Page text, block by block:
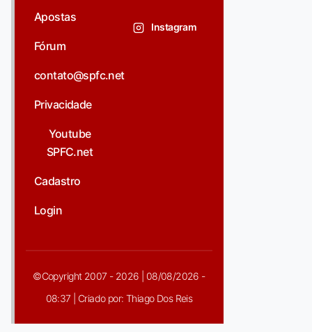
Apostas
Fórum
contato@spfc.net
Privacidade
Youtube
SPFC.net
Cadastro
Login
Instagram
©Copyright 2007 - 2026 | 08/08/2026 -
08:37 | Criado por: Thiago Dos Reis